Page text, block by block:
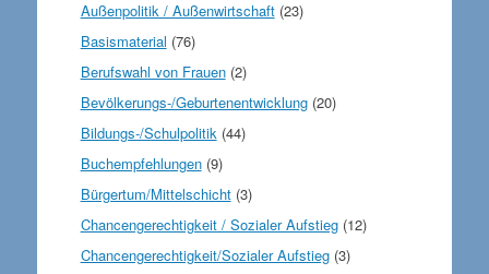
Außenpolitik / Außenwirtschaft(23)
Basismaterial (76)
Berufswahl von Frauen(2)
Bevölkerungs-/Geburtenentwicklung(20)
Bildungs-/Schulpolitik(44)
Buchempfehlungen(9)
Bürgertum/Mittelschicht(3)
Chancengerechtigkeit / Sozialer Aufstieg(12)
Chancengerechtigkeit/Sozialer Aufstieg(3)